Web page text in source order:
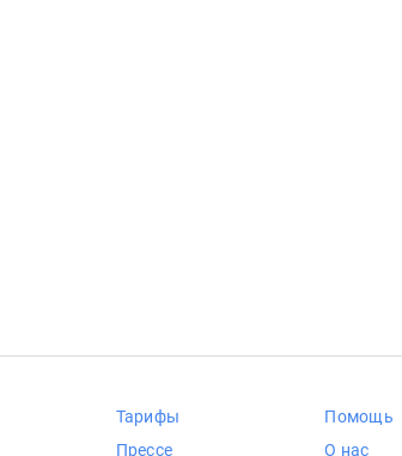
Тарифы
Прессе
Помощь
О нас